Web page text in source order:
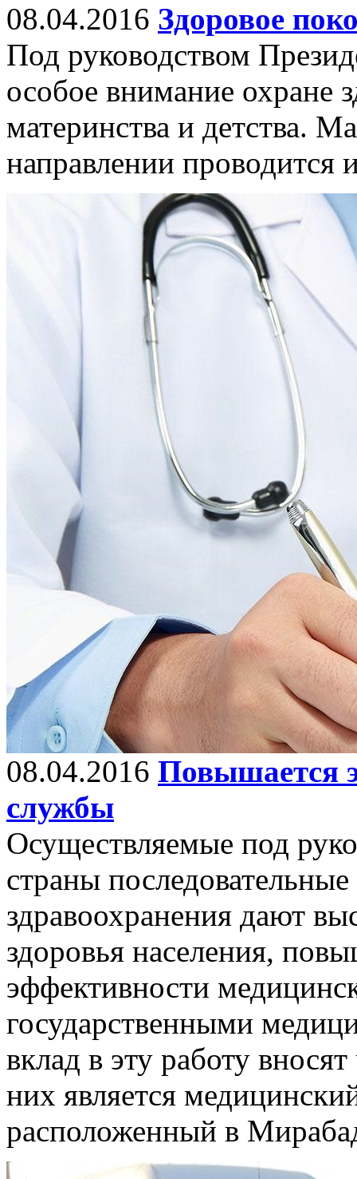
08.04.2016 Здоровое
Под руководством
особое внимание охране
материнства и детства.
направлении проводится
08.04.2016 Повышается
службы
Осуществляемые под
страны
здравоохранения дают
здоровья населения,
эффективности
государственными
вклад в эту работу
них является
расположенный в